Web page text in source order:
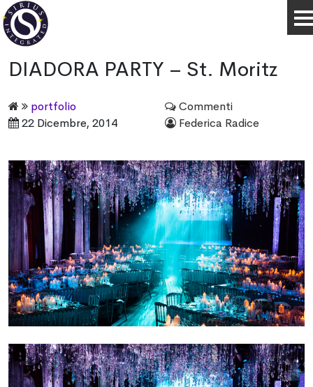
DIADORA PARTY – St. Moritz
portfolio
Commenti
22 Dicembre, 2014
Federica Radice